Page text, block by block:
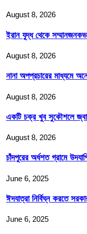
August 8, 2026
ইরান যুদ্ধ থেকে
August 8, 2026
নানা অপপ্রচারের মাধ্যমে
August 8, 2026
একটি চক্র খুব সুকৌশলে
August 8, 2026
চাঁদপুরের অর্ধশত গ্রামে
June 6, 2025
ঈদযাত্রা নির্বিঘ্ন করতে
June 6, 2025